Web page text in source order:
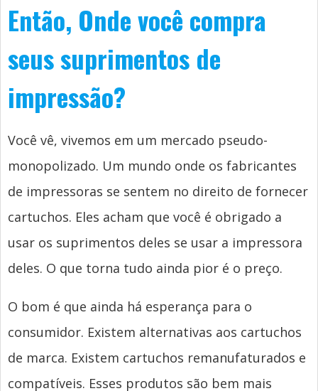
Então, Onde você compra
seus suprimentos de
impressão?
Você vê, vivemos em um mercado pseudo-
monopolizado. Um mundo onde os fabricantes
de impressoras se sentem no direito de fornecer
cartuchos. Eles acham que você é obrigado a
usar os suprimentos deles se usar a impressora
deles. O que torna tudo ainda pior é o preço.
O bom é que ainda há esperança para o
consumidor. Existem alternativas aos cartuchos
de marca. Existem cartuchos remanufaturados e
compatíveis. Esses produtos são bem mais